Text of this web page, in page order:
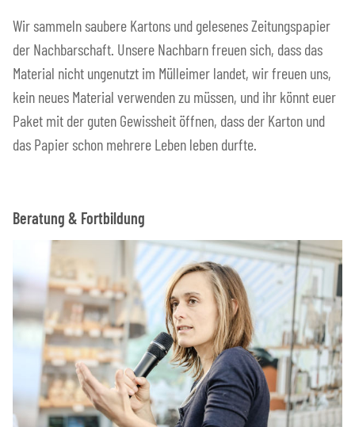
Wir sammeln saubere Kartons und gelesenes Zeitungspapier
der Nachbarschaft. Unsere Nachbarn freuen sich, dass das
Material nicht ungenutzt im Mülleimer landet, wir freuen uns,
kein neues Material verwenden zu müssen, und ihr könnt euer
Paket mit der guten Gewissheit öffnen, dass der Karton und
das Papier schon mehrere Leben leben durfte.
Beratung & Fortbildung